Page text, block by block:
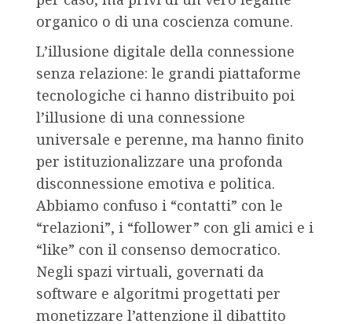
organico o di una coscienza comune.
L’illusione digitale della connessione
senza relazione: le grandi piattaforme
tecnologiche ci hanno distribuito poi
l’illusione di una connessione
universale e perenne, ma hanno finito
per istituzionalizzare una profonda
disconnessione emotiva e politica.
Abbiamo confuso i “contatti” con le
“relazioni”, i “follower” con gli amici e i
“like” con il consenso democratico.
Negli spazi virtuali, governati da
software e algoritmi progettati per
monetizzare l’attenzione il dibattito